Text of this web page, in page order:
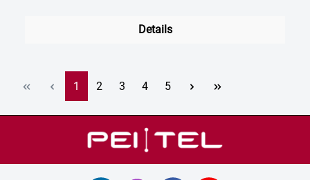
Details
Pagina
1 Pagina
2 Pagina
3 Pagina
4 Pagina
5